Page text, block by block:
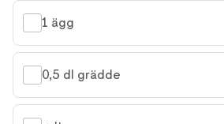
1 ägg
0,5 dl grädde